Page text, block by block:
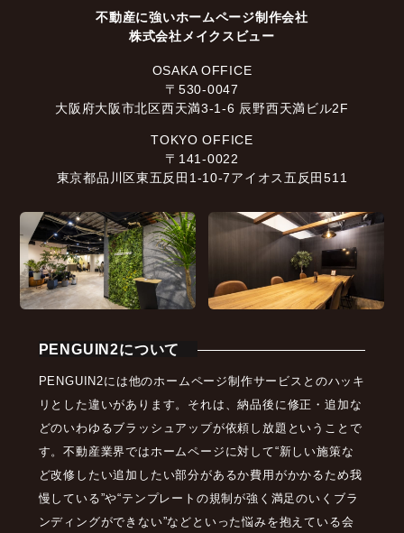
不動産に強いホームページ制作会社
株式会社メイクスビュー
OSAKA OFFICE
〒530-0047
大阪府大阪市北区西天満3-1-6 辰野西天満ビル2F
TOKYO OFFICE
〒141-0022
東京都品川区東五反田1-10-7アイオス五反田511
PENGUIN2について
PENGUIN2には他のホームページ制作サービスとのハッキ
リとした違いがあります。それは、納品後に修正・追加な
どのいわゆるブラッシュアップが依頼し放題ということで
す。不動産業界ではホームページに対して“新しい施策な
ど改修したい追加したい部分があるか費用がかかるため我
慢している”や“テンプレートの規制が強く満足のいくブラ
ンディングができない”などといった悩みを抱えている会